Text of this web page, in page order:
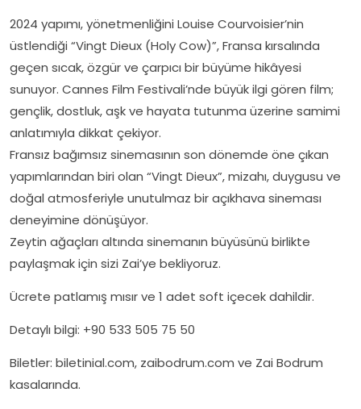
2024 yapımı, yönetmenliğini Louise Courvoisier’nin
üstlendiği “Vingt Dieux (Holy Cow)”, Fransa kırsalında
geçen sıcak, özgür ve çarpıcı bir büyüme hikâyesi
sunuyor. Cannes Film Festivali’nde büyük ilgi gören film;
gençlik, dostluk, aşk ve hayata tutunma üzerine samimi
anlatımıyla dikkat çekiyor.
Fransız bağımsız sinemasının son dönemde öne çıkan
yapımlarından biri olan “Vingt Dieux”, mizahı, duygusu ve
doğal atmosferiyle unutulmaz bir açıkhava sineması
deneyimine dönüşüyor.
Zeytin ağaçları altında sinemanın büyüsünü birlikte
paylaşmak için sizi Zai’ye bekliyoruz.
Ücrete patlamış mısır ve 1 adet soft içecek dahildir.
Detaylı bilgi: +90 533 505 75 50
Biletler: biletinial.com, zaibodrum.com ve Zai Bodrum
kasalarında.